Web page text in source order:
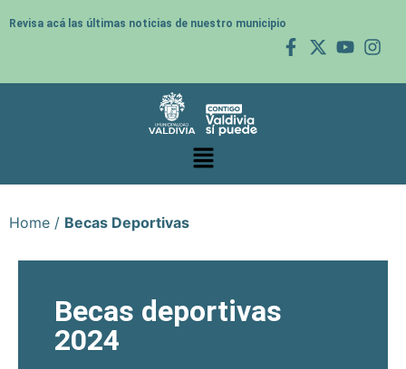
Revisa acá las últimas noticias de nuestro municipio
Home / Becas Deportivas
Becas deportivas
2024